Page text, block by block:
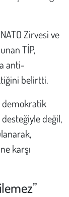
Zirvesi ve
TİP,
anti-
belirtti.
demokratik
değil,
karşı